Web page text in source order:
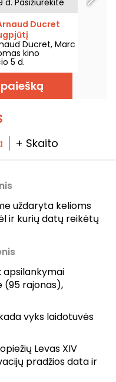
Ducret
Ducret, Marc
kino
5 d.
+ Skaito
uždaryta kelioms
ir kurių datų reikėtų
apsilankymai
(95 rajonas),
vyks laidotuvės
Levas XIV
pradžios data ir